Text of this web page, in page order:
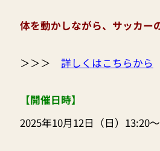
体を動かしながら、サッカー
＞＞＞ 詳しくはこちらから
【開催日時】
2025年10月12日（日）13:20